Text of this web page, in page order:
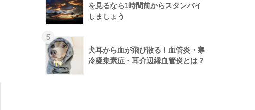
を見るなら1時間前からスタンバイ
しましょう
5
犬耳から血が飛び散る！血管炎・寒
冷凝集素症・耳介辺縁血管炎とは？